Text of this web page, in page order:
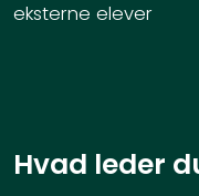
eksterne elever
Hvad leder